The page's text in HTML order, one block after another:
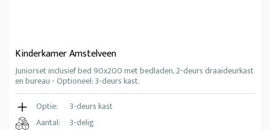
Kinderkamer Amstelveen
Juniorset inclusief bed 90x200 met bedladen, 2-deurs draaideurkast
en bureau - Optioneel: 3-deurs kast.
Optie:
3-deurs kast
Aantal:
3-delig